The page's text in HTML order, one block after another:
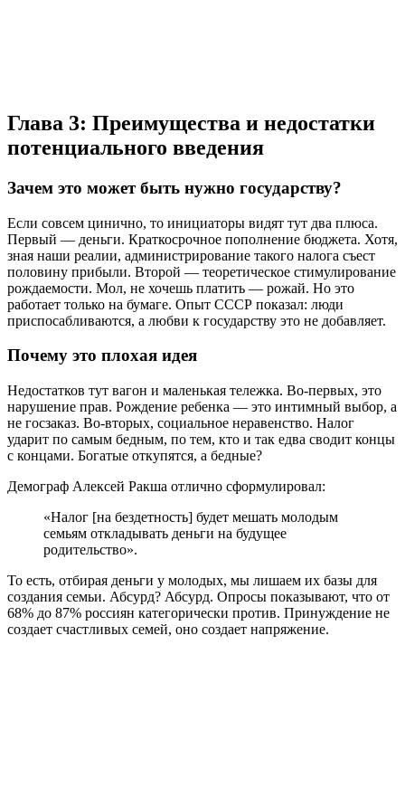
Глава 3: Преимущества и недостатки
потенциального введения
Зачем это может быть нужно государству?
Если совсем цинично, то инициаторы видят тут два плюса.
Первый — деньги. Краткосрочное пополнение бюджета. Хотя,
зная наши реалии, администрирование такого налога съест
половину прибыли. Второй — теоретическое стимулирование
рождаемости. Мол, не хочешь платить — рожай. Но это
работает только на бумаге. Опыт СССР показал: люди
приспосабливаются, а любви к государству это не добавляет.
Почему это плохая идея
Недостатков тут вагон и маленькая тележка. Во-первых, это
нарушение прав. Рождение ребенка — это интимный выбор, а
не госзаказ. Во-вторых, социальное неравенство. Налог
ударит по самым бедным, по тем, кто и так едва сводит концы
с концами. Богатые откупятся, а бедные?
Демограф Алексей Ракша отлично сформулировал:
«Налог [на бездетность] будет мешать молодым
семьям откладывать деньги на будущее
родительство».
То есть, отбирая деньги у молодых, мы лишаем их базы для
создания семьи. Абсурд? Абсурд. Опросы показывают, что от
68% до 87% россиян категорически против. Принуждение не
создает счастливых семей, оно создает напряжение.